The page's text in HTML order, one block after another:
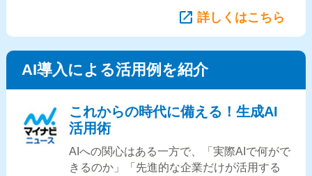
詳しくはこちら
AI導入による活用例を紹介
これからの時代に備える！生成AI
活用術
AIへの関心はある一方で、「実際AIで何がで
きるのか」「先進的な企業だけが活用する